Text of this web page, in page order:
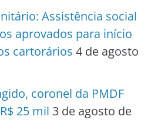
Assistência social
aprovados para início
cartorários 4 de agosto
coronel da PMDF
25 mil 3 de agosto de